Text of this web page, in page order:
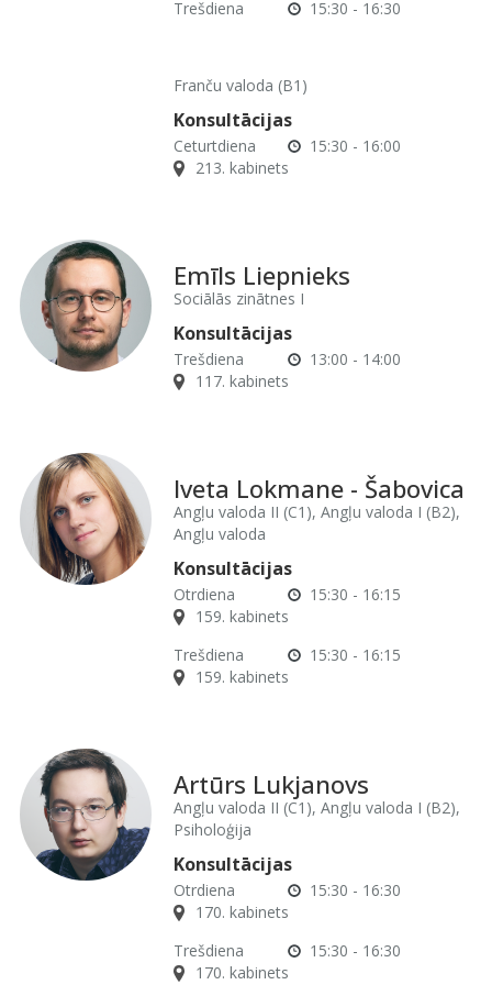
Trešdiena 15:30 - 16:30
Franču valoda (B1)
Konsultācijas
Ceturtdiena
15:30 - 16:00
213. kabinets
Emīls Liepnieks
Sociālās zinātnes I
Konsultācijas
Trešdiena
13:00 - 14:00
117. kabinets
Iveta Lokmane - Šabovica
Angļu valoda II (C1), Angļu valoda I (B2),
Angļu valoda
Konsultācijas
Otrdiena
15:30 - 16:15
159. kabinets
Trešdiena
15:30 - 16:15
159. kabinets
Artūrs Lukjanovs
Angļu valoda II (C1), Angļu valoda I (B2),
Psiholoģija
Konsultācijas
Otrdiena
15:30 - 16:30
170. kabinets
Trešdiena
15:30 - 16:30
170. kabinets